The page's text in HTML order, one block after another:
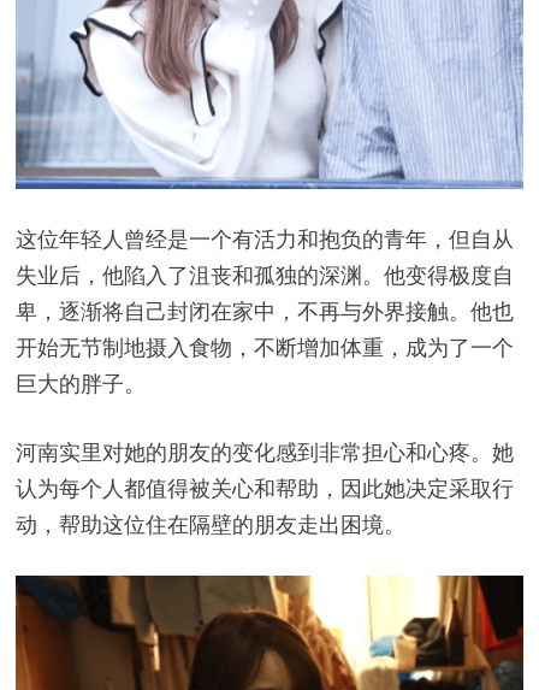
这位年轻人曾经是一个有活力和抱负的青年，但自从
失业后，他陷入了沮丧和孤独的深渊。他变得极度自
卑，逐渐将自己封闭在家中，不再与外界接触。他也
开始无节制地摄入食物，不断增加体重，成为了一个
巨大的胖子。
河南实里对她的朋友的变化感到非常担心和心疼。她
认为每个人都值得被关心和帮助，因此她决定采取行
动，帮助这位住在隔壁的朋友走出困境。